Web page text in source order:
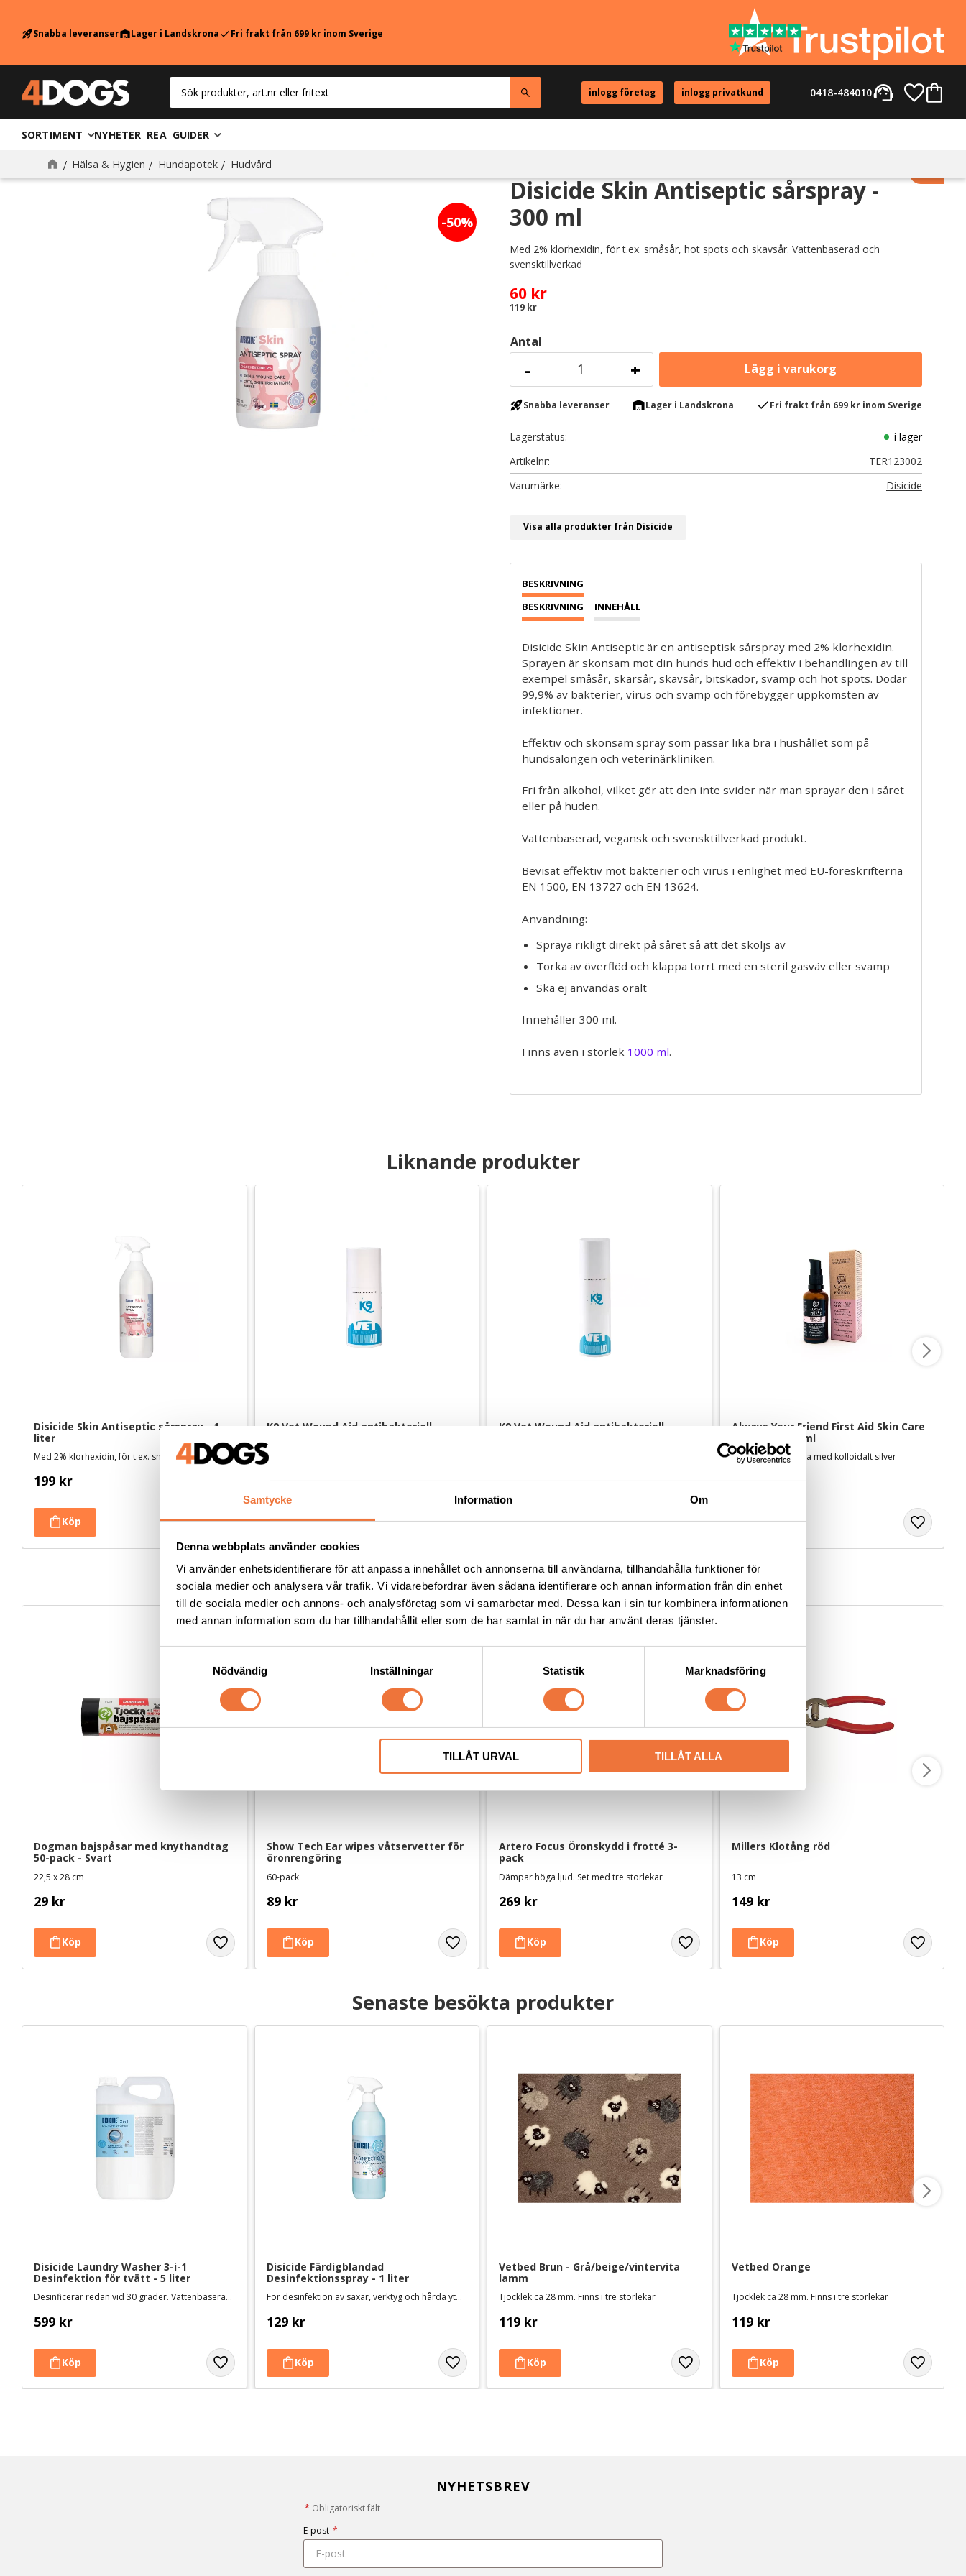
Samtycke Information Om
Denna webbplats använder cookies
Vi använder enhetsidentifierare för att anpassa innehållet och annonserna till användarna, tillhandahålla funktioner för
sociala medier och analysera vår trafik. Vi vidarebefordrar även sådana identifierare och annan information från din enhet
till de sociala medier och annons- och analysföretag som vi samarbetar med. Dessa kan i sin tur kombinera informationen
med annan information som du har tillhandahållit eller som de har samlat in när du har använt deras tjänster.
t
y
c
s
Nödvändig Inställningar Statistik Marknadsföring
TILLÅT URVAL TILLÅT ALLA
rocket_launchSnabba leveranserwarehouseLager i LandskronacheckFri frakt från 699 kr inom Sverige
inlogg företag inlogg privatkund support_agent
0418-484010
SORTIMENT NYHETER REA GUIDER
Hälsa & Hygien Hundapotek Hudvård
Disicide Skin Antiseptic sårspray -
300 ml
Med 2% klorhexidin, för t.ex. småsår, hot spots och skavsår. Vattenbaserad och
svensktillverkad
50%
Nedsatt pris:
60kr
Ordinarie pris:
119kr
Antal
+
-
Lägg
rocket_launchSnabba leveranser warehouseLager i Landskrona checkFri frakt från 699 kr inom Sverige
Lagerstatus
i lager
Artikelnr
TER123002
Disicide
Visa alla produkter från Disicide
BESKRIVNING INNEHÅLL
Disicide Skin Antiseptic är en antiseptisk sårspray med 2% klorhexidin.
Sprayen är skonsam mot din hunds hud och effektiv i behandlingen av till
exempel småsår, skärsår, skavsår, bitskador, svamp och hot spots. Dödar
99,9% av bakterier, virus och svamp och förebygger uppkomsten av
infektioner.
Effektiv och skonsam spray som passar lika bra i hushållet som på
hundsalongen och veterinärkliniken.
Fri från alkohol, vilket gör att den inte svider när man sprayar den i såret
eller på huden.
Vattenbaserad, vegansk och svensktillverkad produkt.
Bevisat effektiv mot bakterier och virus i enlighet med EU-föreskrifterna
EN 1500, EN 13727 och EN 13624.
Användning:
Spraya rikligt direkt på såret så att det sköljs av
Torka av överflöd och klappa torrt med en steril gasväv eller svamp
Ska ej användas oralt
Innehåller 300 ml.
Finns även i storlek 1000 ml.
Liknande produkter
Disicide Skin Antiseptic sårspray - 1
liter
Med 2% klorhexidin, för t.ex. småsår, hot spots och skavsår. Vattenbaserad och svensktillverkad
199 kr
K9 Vet Wound Aid antibakteriell
För småsår, skavsår, torrsprickor mm
119kr
K9 Vet Wound Aid antibakteriell
169kr
Always Your Friend First Aid Skin Care
hudsalva - 50 ml
Hudvårdande salva med kolloidalt silver
229kr
Andra köpte även
Dogman bajspåsar med knythandtag
50-pack - Svart
22,5 x 28 cm
29 kr
Show Tech Ear wipes våtservetter för
öronrengöring
60-pack
89 kr
Artero Focus Öronskydd i frotté 3-
pack
Dämpar höga ljud. Set med tre storlekar
269 kr
Millers Klotång röd
13 cm
149 kr
Senaste besökta produkter
Disicide Laundry Washer 3-i-1
Desinfektion för tvätt - 5 liter
Desinficerar redan vid 30 grader. Vattenbaserad och svensktillverkad
599 kr
Disicide Färdigblandad
Desinfektionsspray - 1 liter
För desinfektion av saxar, verktyg och hårda ytor. Vattenbaserad och svensktillverkad
129 kr
Vetbed Brun - Grå/beige/vintervita
lamm
Tjocklek ca 28 mm. Finns i tre storlekar
119 kr
Vetbed Orange
Tjocklek ca 28 mm. Finns i tre storlekar
119 kr
NYHETSBREV
* Obligatoriskt fält
E-post *